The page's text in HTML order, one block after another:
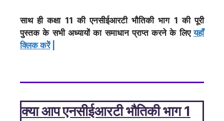
साथ ही कक्षा 11 की एनसीईआरटी भौतिकी भाग 1 की पूरी
पुस्तक के सभी अध्यायों का समाधान प्राप्त करने के लिएयहाँ
क्लिक करेें|
क्या आप एनसीईआरटी भौतिकी भाग 1